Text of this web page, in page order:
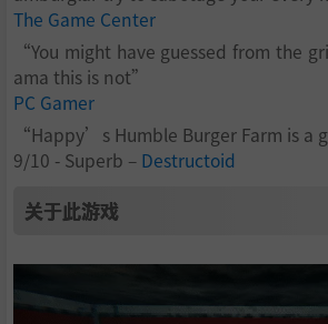
The Game Center
“You might have guessed from the
ama this is not”
PC Gamer
“Happy’s Humble Burger Farm is a
9/10 - Superb – Destructoid
关于此游戏